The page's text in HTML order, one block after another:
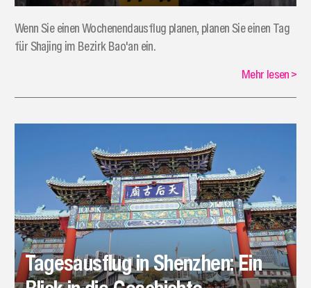
Wenn Sie einen Wochenendausflug planen, planen Sie einen Tag
für Shajing im Bezirk Bao'an ein.
Mehr lesen>
Tagesausflug in Shenzhen: Ein